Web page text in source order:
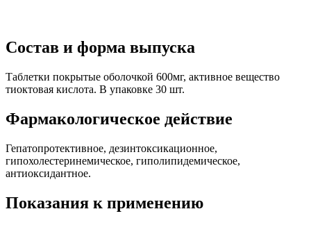
Состав и форма выпуска
Таблетки покрытые оболочкой 600мг, активное вещество
тиоктовая кислота. В упаковке 30 шт.
Фармакологическое действие
Гепатопротективное, дезинтоксикационное,
гипохолестеринемическое, гиполипидемическое,
антиоксидантное.
Показания к применению